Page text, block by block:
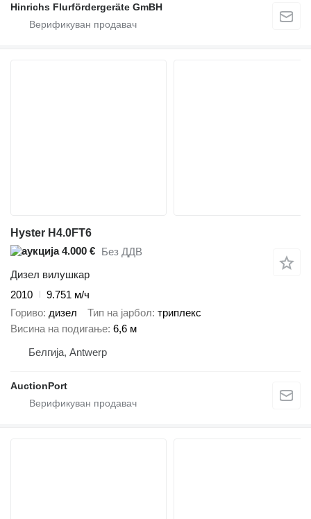
Hinrichs Flurfördergeräte GmBH
Hyster H4.0FT6
4.000 € Без ДДВ
Дизел вилушкар
2010
9.751 м/ч
Гориво дизел Тип на јарбол триплекс
Висина на подигање 6,6 м
Белгија, Antwerp
AuctionPort